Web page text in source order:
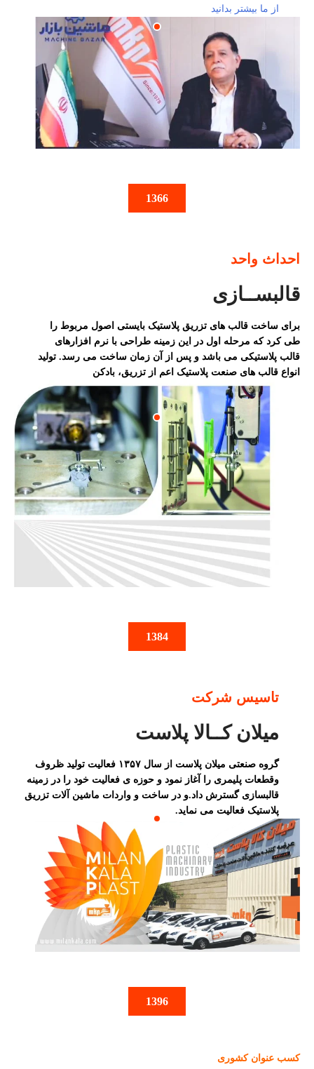
از ما بیشتر بدانید
1366
احداث واحد
قالبســازی
برای ساخت قالب های تزریق پلاستیک بایستی اصول مربوط را
طی کرد که مرحله اول در این زمینه طراحی با نرم افزارهای
قالب پلاستیکی می باشد و پس از آن زمان ساخت می رسد. تولید
انواع قالب های صنعت پلاستیک اعم از تزریق، بادکن
1384
تاسیس شرکت
میلان کــالا پلاست
گروه صنعتی میلان پلاست از سال ۱۳۵۷ فعالیت تولید ظروف
وقطعات پلیمری را آغاز نمود و حوزه ی فعالیت خود را در زمینه
قالبسازی گسترش داد.و در ساخت و واردات ماشین آلات تزریق
پلاستیک فعالیت می نماید.
1396
کسب عنوان کشوری